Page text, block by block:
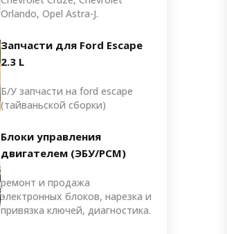
Orlando, Opel Astra-J.
Запчасти для Ford Escape
2.3 L
Б/У запчасти на ford escape
(тайваньской сборки)
Блоки управления
двигателем (ЭБУ/PCM)
ремонт и продажа
электронных блоков, нарезка и
привязка ключей, диагностика.